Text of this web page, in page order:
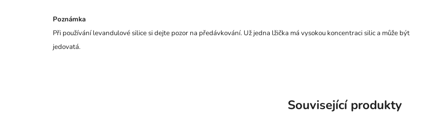
Poznámka
Při používání levandulové silice si dejte pozor na předávkování. Už jedna lžička má vysokou koncentraci silic a může být
jedovatá.
Související produkty